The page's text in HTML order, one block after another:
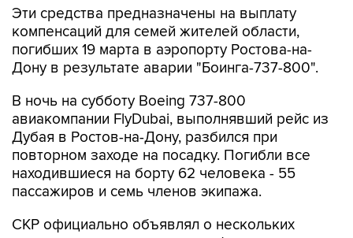
Эти средства предназначены на выплату
компенсаций для семей жителей области,
погибших 19 марта в аэропорту Ростова-на-
Дону в результате аварии "Боинга-737-800".
В ночь на субботу Boeing 737-800
авиакомпании FlyDubai, выполнявший рейс из
Дубая в Ростов-на-Дону, разбился при
повторном заходе на посадку. Погибли все
находившиеся на борту 62 человека - 55
пассажиров и семь членов экипажа.
СКР официально объявлял о нескольких